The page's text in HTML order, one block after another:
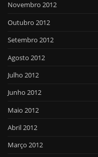
Novembro 2012
Outubro 2012
Setembro 2012
Agosto 2012
Julho 2012
Junho 2012
Maio 2012
Abril 2012
Março 2012